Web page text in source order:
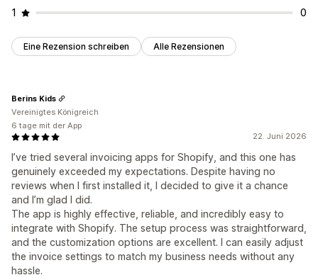
1
0
Eine Rezension schreiben Alle Rezensionen
22. Juni 2026
I’ve tried several invoicing apps for Shopify, and this one has
genuinely exceeded my expectations. Despite having no
reviews when I first installed it, I decided to give it a chance
and I’m glad I did.
The app is highly effective, reliable, and incredibly easy to
integrate with Shopify. The setup process was straightforward,
and the customization options are excellent. I can easily adjust
the invoice settings to match my business needs without any
hassle.
Berins Kids
Vereinigtes Königreich
6 tage mit der App